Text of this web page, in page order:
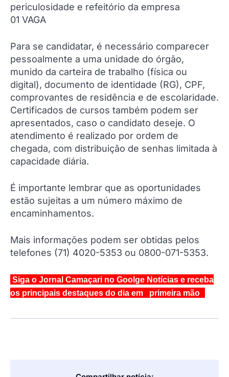
periculosidade e refeitório da empresa
01 VAGA
Para se candidatar, é necessário comparecer
pessoalmente a uma unidade do órgão,
munido da carteira de trabalho (física ou
digital), documento de identidade (RG), CPF,
comprovantes de residência e de escolaridade.
Certificados de cursos também podem ser
apresentados, caso o candidato deseje. O
atendimento é realizado por ordem de
chegada, com distribuição de senhas limitada à
capacidade diária.
É importante lembrar que as oportunidades
estão sujeitas a um número máximo de
encaminhamentos.
Mais informações podem ser obtidas pelos
telefones (71) 4020-5353 ou 0800-071-5353.
Siga o Jornal Camaçari no Goolge Notícias e receba
os principais destaques do dia em primeira mão